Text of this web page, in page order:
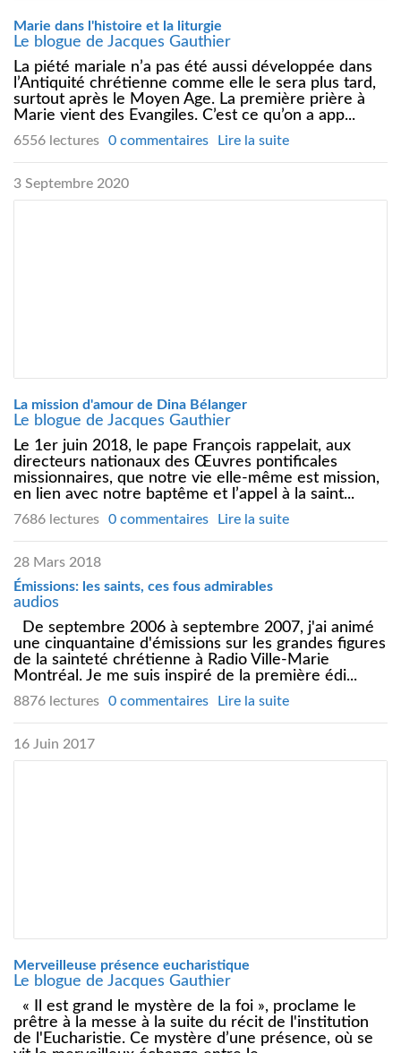
Marie dans l'histoire et la liturgie
Le blogue de Jacques Gauthier
La piété mariale n’a pas été aussi développée dans
l’Antiquité chrétienne comme elle le sera plus tard,
surtout après le Moyen Age. La première prière à
Marie vient des Evangiles. C’est ce qu’on a app...
6556 lectures 0 commentaires Lire la suite
3 Septembre 2020
La mission d'amour de Dina Bélanger
Le blogue de Jacques Gauthier
Le 1er juin 2018, le pape François rappelait, aux
directeurs nationaux des Œuvres pontificales
missionnaires, que notre vie elle-même est mission,
en lien avec notre baptême et l’appel à la saint...
7686 lectures 0 commentaires Lire la suite
28 Mars 2018
Émissions: les saints, ces fous admirables
audios
De septembre 2006 à septembre 2007, j'ai animé
une cinquantaine d'émissions sur les grandes figures
de la sainteté chrétienne à Radio Ville-Marie
Montréal. Je me suis inspiré de la première édi...
8876 lectures 0 commentaires Lire la suite
16 Juin 2017
Merveilleuse présence eucharistique
Le blogue de Jacques Gauthier
« Il est grand le mystère de la foi », proclame le
prêtre à la messe à la suite du récit de l'institution
de l'Eucharistie. Ce mystère d’une présence, où se